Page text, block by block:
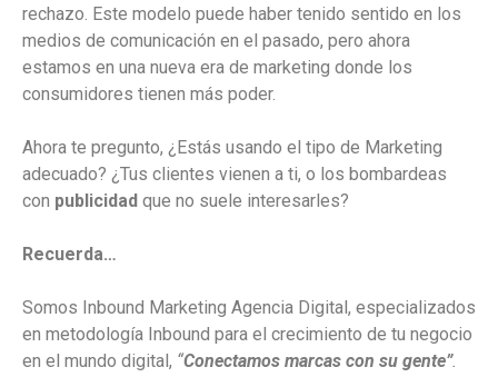
rechazo. Este modelo puede haber tenido sentido en los
medios de comunicación en el pasado, pero ahora
estamos en una nueva era de marketing donde los
consumidores tienen más poder.
Ahora te pregunto, ¿Estás usando el tipo de Marketing
adecuado? ¿Tus clientes vienen a ti, o los bombardeas
con publicidad que no suele interesarles?
Recuerda…
Somos Inbound Marketing Agencia Digital, especializados
en metodología Inbound para el crecimiento de tu negocio
en el mundo digital, “Conectamos marcas con su gente”.